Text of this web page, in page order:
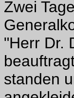
Zwei
"Herr Dr.
standen